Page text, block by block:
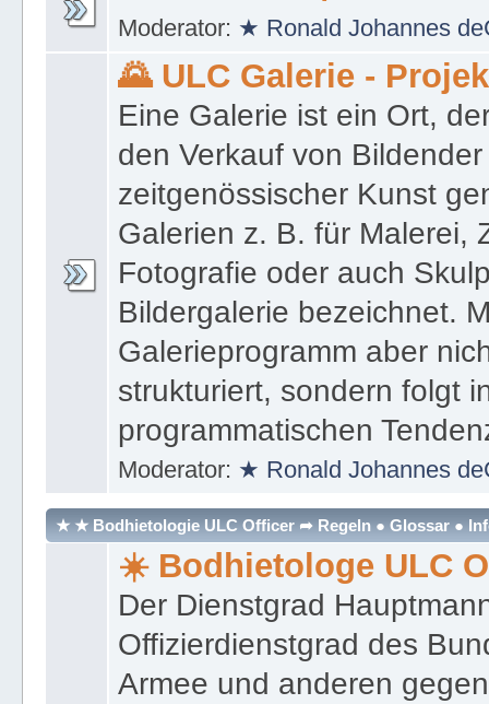
Moderator: ★ Ronald Johannes
🌄 ULC Galerie -
Eine Galerie ist ein Ort,
den Verkauf von
zeitgenössischer Kunst
Galerien z. B. für Malerei,
Fotografie oder auch
Bildergalerie bezeichnet.
Galerieprogramm aber
strukturiert, sondern folgt
programmatischen
Moderator: ★ Ronald Johannes
★ ★ Bodhietologie ULC Officer ➦ Regeln ● Glossar ●
☀️ Bodhietologe ULC
Der Dienstgrad
Offizierdienstgrad des
Armee und anderen